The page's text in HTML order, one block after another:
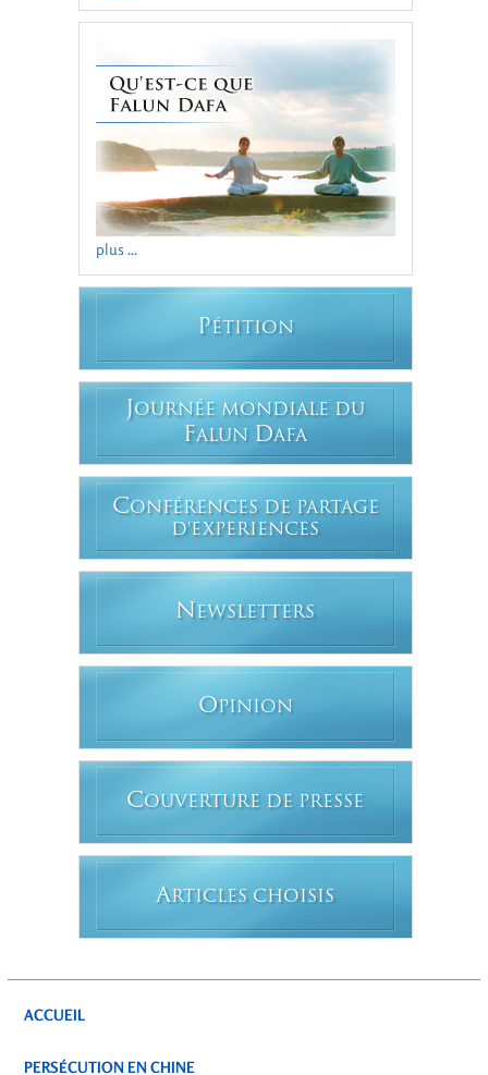
plus ...
PÉTITION
JOURNÉE MONDIALE DU
FALUN DAFA
CONFÉRENCES DE PARTAGE
D'EXPERIENCES
N EWSLETTERS
OPINION
COUVERTURE DE PRESSE
ARTICLES CHOISIS
ACCUEIL
PERSÉCUTION EN CHINE